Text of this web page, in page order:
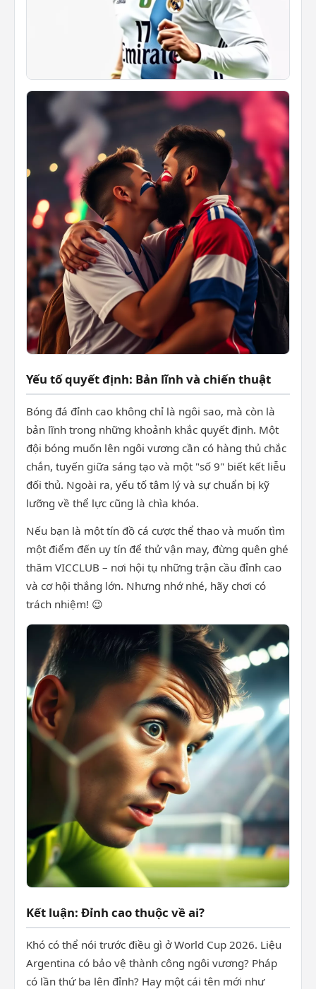
Yếu tố quyết định: Bản lĩnh và chiến thuật
Bóng đá đỉnh cao không chỉ là ngôi sao, mà còn là
bản lĩnh trong những khoảnh khắc quyết định. Một
đội bóng muốn lên ngôi vương cần có hàng thủ chắc
chắn, tuyến giữa sáng tạo và một "số 9" biết kết liễu
đối thủ. Ngoài ra, yếu tố tâm lý và sự chuẩn bị kỹ
lưỡng về thể lực cũng là chìa khóa.
Nếu bạn là một tín đồ cá cược thể thao và muốn tìm
một điểm đến uy tín để thử vận may, đừng quên ghé
thăm VICCLUB – nơi hội tụ những trận cầu đỉnh cao
và cơ hội thắng lớn. Nhưng nhớ nhé, hãy chơi có
trách nhiệm! 😉
Kết luận: Đỉnh cao thuộc về ai?
Khó có thể nói trước điều gì ở World Cup 2026. Liệu
Argentina có bảo vệ thành công ngôi vương? Pháp
có lần thứ ba lên đỉnh? Hay một cái tên mới như